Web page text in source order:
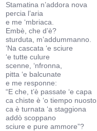
Stamatina n’addora nova
percia l’aria
e me ‘mbriaca.
Embè, che d’è?
sturduta, m’addummanno.
‘Na cascata ‘e sciure
‘e tutte culure
scenne, ‘nfronna,
pitta ‘e balcunate
e me responne:
“E che, t’è passate ‘e capa
ca chiste è ‘o tiempo nuosto,
ca è turnata ‘a staggiona
addò scoppano
sciure e pure ammore”?